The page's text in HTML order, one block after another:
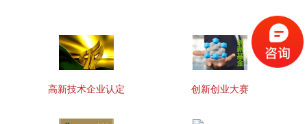
高新技术企业认定 创新创业大赛